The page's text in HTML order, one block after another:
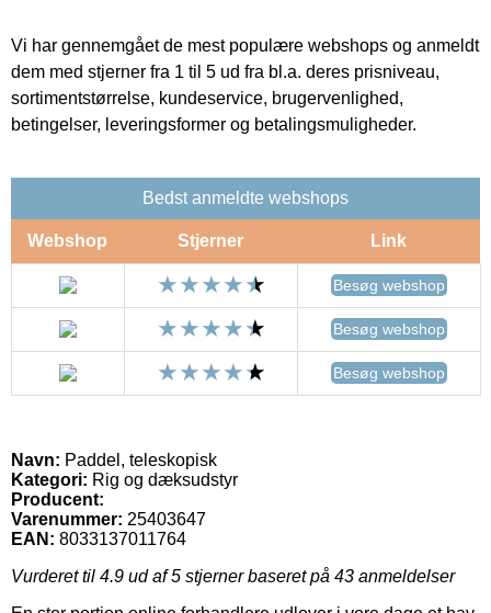
Vi har gennemgået de mest populære webshops og anmeldt
dem med stjerner fra 1 til 5 ud fra bl.a. deres prisniveau,
sortimentstørrelse, kundeservice, brugervenlighed,
betingelser, leveringsformer og betalingsmuligheder.
Bedst anmeldte webshops
Webshop Stjerner Link
Besøg webshop
Besøg webshop
Besøg webshop
Navn: Paddel, teleskopisk
Kategori: Rig og dæksudstyr
Producent:
Varenummer: 25403647
EAN: 8033137011764
Vurderet til 4.9 ud af 5 stjerner baseret på 43 anmeldelser